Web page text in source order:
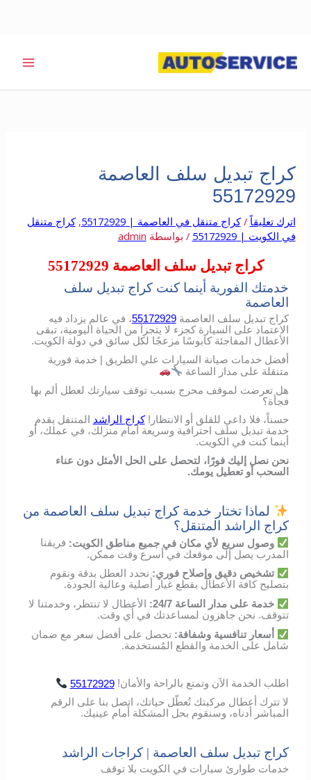
إلى
كراج تبديل سلف العاصمة
55172929
اترك تعليقاً /كراج متنقل في العاصمة | 55172929 ,كراج متنقل
في الكويت | 55172929
/ بواسطة admin
كراج تبديل سلف العاصمة 55172929
خدمتك الفورية أينما كنت كراج تبديل سلف
العاصمة
كراج تبديل سلف العاصمة55172929، في عالم يزداد فيه
الاعتماد على السيارة كجزء لا يتجزأ من الحياة اليومية، تبقى
الأعطال المفاجئة كابوسًا مزعجًا لكل سائق في دولة الكويت.
أفضل خدمات صيانة السيارات علي الطريق | خدمة فورية
متنقلة على مدار الساعة
هل تعرضت لموقف محرج بسبب توقف سيارتك لعطل ألم بها
فجأة؟
حسناً، فلا داعي للقلق أو الانتظار!كراج الراشد المتنقل يقدم
خدمة تبديل سلف احترافية وسريعة أمام منزلك، في عملك، أو
أينما كنت في الكويت.
نحن نصل إليك فورًا، لتحصل على الحل الأمثل دون عناء
السحب أو تعطيل يومك.
لماذا تختار خدمة كراج تبديل سلف العاصمة من
كراج الراشد المتنقل؟
وصول سريع لأي مكان في جميع مناطق الكويت: فريقنا
المدرب يصل إلى موقعك في أسرع وقت ممكن.
تشخيص دقيق وإصلاح فوري: نحدد العطل بدقة ونقوم
بتصليح كافة الأعطال بقطع غيار أصلية وعالية الجودة.
خدمة على مدار الساعة 24/7: الأعطال لا تنتظر، وخدمتنا لا
تتوقف. نحن جاهزون لمساعدتك في أي وقت.
أسعار تنافسية وشفافة: تحصل على أفضل سعر مع ضمان
شامل على الخدمة والقطع المُستخدمة.
اطلب الخدمة الآن وتمتع بالراحة والأمان!
55172929
لا تترك أعطال مركبتك تُعطّل حياتك، اتصل بنا على الرقم
المباشر أدناه، وسنقوم بحل المشكلة أمام عينيك.
كراج تبديل سلف العاصمة | كراجات الراشد
خدمات طوارئ سيارات في الكويت بلا توقف